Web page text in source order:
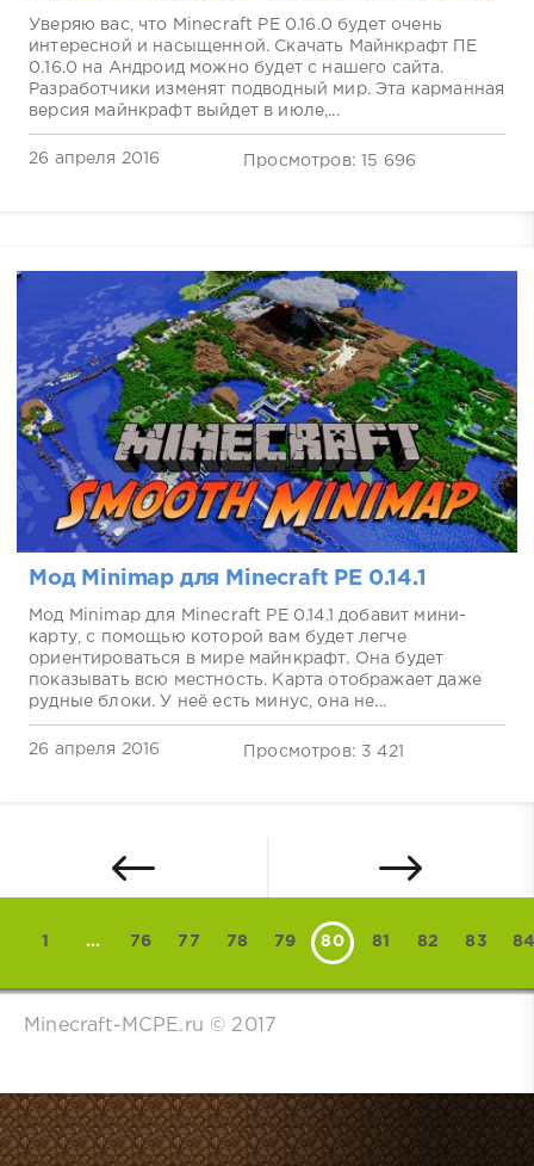
Уверяю вас, что Minecraft PE 0.16.0 будет очень
интересной и насыщенной. Скачать Майнкрафт ПЕ
0.16.0 на Андроид можно будет с нашего сайта.
Разработчики изменят подводный мир. Эта карманная
версия майнкрафт выйдет в июле,...
26 апреля 2016 Просмотров: 15 696
Мод Minimap для Minecraft PE 0.14.1
Мод Minimap для Minecraft PE 0.14.1 добавит мини-
карту, с помощью которой вам будет легче
ориентироваться в мире майнкрафт. Она будет
показывать всю местность. Карта отображает даже
рудные блоки. У неё есть минус, она не...
26 апреля 2016 Просмотров: 3 421
1 ... 76 77 78 79 80 81 82 83
Minecraft-MCPE.ru © 2017